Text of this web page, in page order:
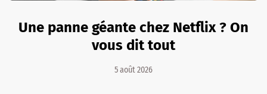
Une panne géante chez Netflix ? On
vous dit tout
5 août 2026